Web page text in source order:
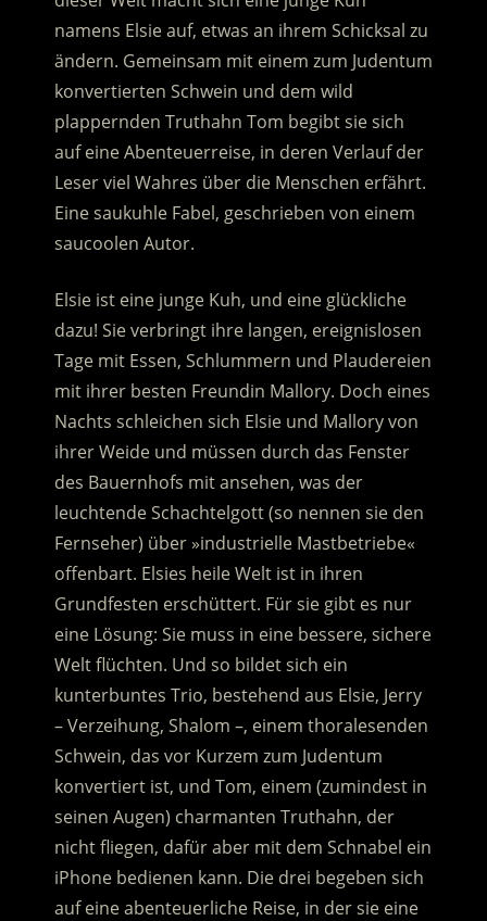
namens Elsie auf, etwas an ihrem Schicksal zu
ändern. Gemeinsam mit einem zum Judentum
konvertierten Schwein und dem wild
plappernden Truthahn Tom begibt sie sich
auf eine Abenteuerreise, in deren Verlauf der
Leser viel Wahres über die Menschen erfährt.
Eine saukuhle Fabel, geschrieben von einem
saucoolen Autor.
Elsie ist eine junge Kuh, und eine glückliche
dazu! Sie verbringt ihre langen, ereignislosen
Tage mit Essen, Schlummern und Plaudereien
mit ihrer besten Freundin Mallory. Doch eines
Nachts schleichen sich Elsie und Mallory von
ihrer Weide und müssen durch das Fenster
des Bauernhofs mit ansehen, was der
leuchtende Schachtelgott (so nennen sie den
Fernseher) über »industrielle Mastbetriebe«
offenbart. Elsies heile Welt ist in ihren
Grundfesten erschüttert. Für sie gibt es nur
eine Lösung: Sie muss in eine bessere, sichere
Welt flüchten. Und so bildet sich ein
kunterbuntes Trio, bestehend aus Elsie, Jerry
– Verzeihung, Shalom –, einem thoralesenden
Schwein, das vor Kurzem zum Judentum
konvertiert ist, und Tom, einem (zumindest in
seinen Augen) charmanten Truthahn, der
nicht fliegen, dafür aber mit dem Schnabel ein
iPhone bedienen kann. Die drei begeben sich
auf eine abenteuerliche Reise, in der sie eine